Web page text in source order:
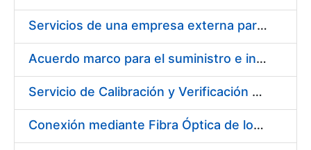
Servicios de una empresa externa para el asesoramiento y resolución de los recursos de alzada que se presentan relacionados con procesos de selección para la FNMT-RCM
Acuerdo marco para el suministro e instalación de persianas, estores y otros complementos
Servicio de Calibración y Verificación Externa de los Equipos de Medición del Servicio de Prevención de la FNMT-RCM
Conexión mediante Fibra Óptica de los Centros de Proceso de Datos (CPDs) de las sedes de la FNMT-RCM de Burgos y Madrid